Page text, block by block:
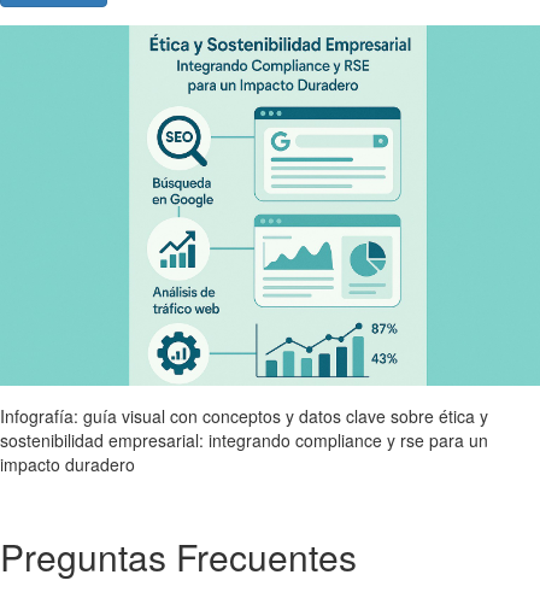
Infografía: guía visual con conceptos y datos clave sobre ética y
sostenibilidad empresarial: integrando compliance y rse para un
impacto duradero
Preguntas Frecuentes